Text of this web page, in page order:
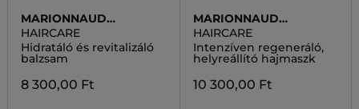
MARIONNAUD
PREMIUM HAIR CARE
HAIRCARE
Hidratáló és revitalizáló
balzsam
8 300,00 Ft
MARIONNAUD
PREMIUM HAIR CARE
HAIRCARE
Intenzíven regeneráló,
helyreállító hajmaszk
10 300,00 Ft